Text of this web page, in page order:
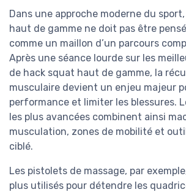
Dans une approche moderne du
haut de gamme ne doit pas être
comme un maillon d’un parcours
Après une séance lourde sur les
de hack squat haut de gamme, la
musculaire devient un enjeu majeur
performance et limiter les blessures.
les plus avancées combinent ainsi
musculation, zones de mobilité et
ciblé.
Les pistolets de massage, par
plus utilisés pour détendre les